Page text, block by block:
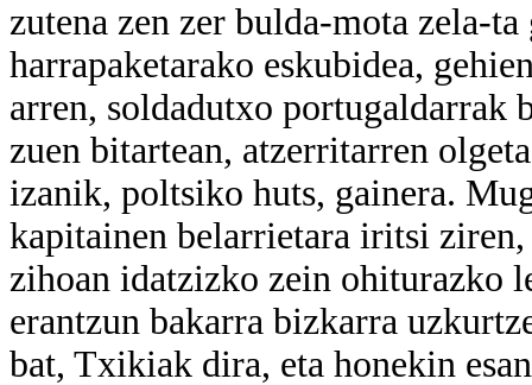
zutena zen zer bulda-mota zela-
harrapaketarako eskubidea,
arren, soldadutxo portugaldarrak
zuen bitartean, atzerritarren
izanik, poltsiko huts, gainera.
kapitainen belarrietara iritsi ziren,
zihoan idatzizko zein ohiturazko
erantzun bakarra bizkarra
bat, Txikiak dira, eta honekin